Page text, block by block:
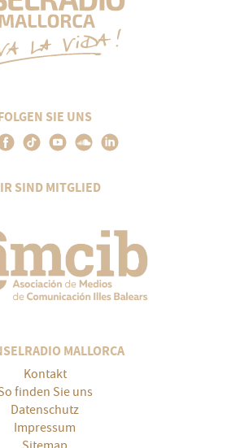
SIE UNS
SIND MITGLIED
MALLORCA
Kontakt
finden Sie uns
Datenschutz
Impressum